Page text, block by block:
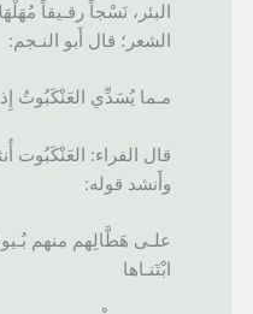
البئر، نَسْجاً رقـيقاً
الشعر؛ قال أَبو النـجم:
مـما يُسَدِّي العَنْكَبُوتُ إِذ
قال الفراء: العَنْكَبُوت
وأَنشد قوله:
علـى هَطَّالِهم منهم
ابْتَنـاها